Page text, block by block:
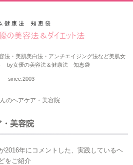
法・美肌美白法・アンチエイジング法など美肌女
by女優の美容法＆健康法 知恵袋
since.2003
のヘアケア・美容院
・美容院
2016年にコメントした、実践しているヘ
をご紹介